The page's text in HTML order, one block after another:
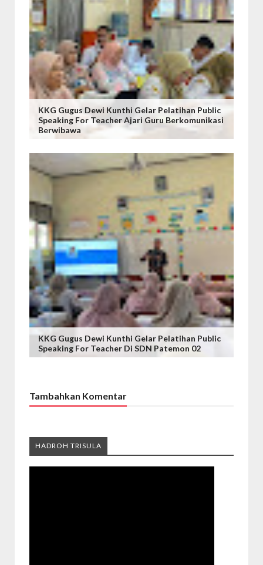
KKG Gugus Dewi Kunthi Gelar Pelatihan Public
Speaking For Teacher Ajari Guru Berkomunikasi
Berwibawa
KKG Gugus Dewi Kunthi Gelar Pelatihan Public
Speaking For Teacher Di SDN Patemon 02
Tambahkan Komentar
HADROH TRISULA